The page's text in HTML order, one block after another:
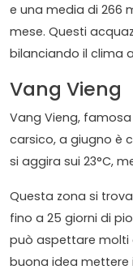
e una media di 266
mese. Questi
bilanciando il clima
Vang Vieng
Vang Vieng,
carsico, a giugno è
si aggira sui 23°C,
Questa zona si
fino a 25 giorni di
può aspettare molti
buona idea mettere